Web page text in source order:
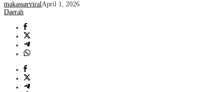
makassarviralApril 1, 2026
Daerah